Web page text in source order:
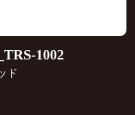
1002
ド